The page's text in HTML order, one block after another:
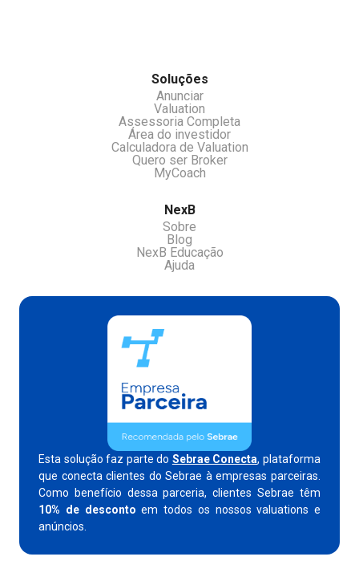
Soluções
Anunciar
Valuation
Assessoria Completa
Área do investidor
Calculadora de Valuation
Quero ser Broker
MyCoach
NexB
Sobre
Blog
NexB Educação
Ajuda
Esta solução faz parte do Sebrae Conecta, plataforma
que conecta clientes do Sebrae à empresas parceiras.
Como benefício dessa parceria, clientes Sebrae têm
10% de desconto em todos os nossos valuations e
anúncios.